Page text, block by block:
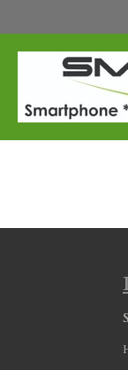
Hauptinhalt
springen